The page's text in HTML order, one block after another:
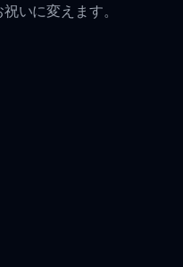
いに変えます。